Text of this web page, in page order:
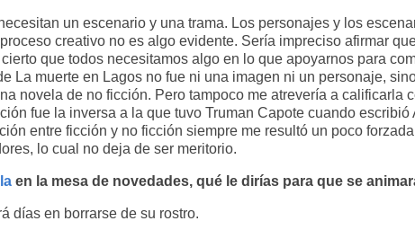
un escenario y una trama. Los personajes y los
creativo no es algo evidente. Sería impreciso afirmar
que todos necesitamos algo en lo que apoyarnos para
La muerte en Lagos no fue ni una imagen ni un personaje,
novela de no ficción. Pero tampoco me atrevería a calificarla
fue la inversa a la que tuvo Truman Capote cuando escribió
entre ficción y no ficción siempre me resultó un poco
lo cual no deja de ser meritorio.
en la mesa de novedades, qué le dirías para que se
días en borrarse de su rostro.